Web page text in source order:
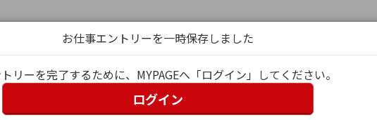
お仕事エントリーを一時保存しました
リーを完了するために、MYPAGEへ「ログイン」してください。
ログイン